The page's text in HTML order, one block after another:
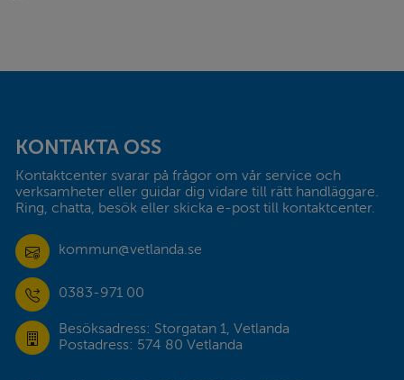
KONTAKTA OSS
Kontaktcenter svarar på frågor om vår service och
verksamheter eller guidar dig vidare till rätt handläggare.
Ring, chatta, besök eller skicka e-post till kontaktcenter.
kommun@vetlanda.se
0383-971 00
Besöksadress: Storgatan 1, Vetlanda
Postadress: 574 80 Vetlanda